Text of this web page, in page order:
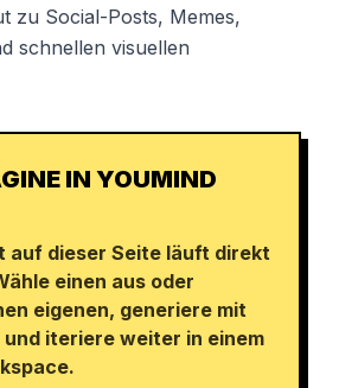
zu Social-Posts, Memes,
schnellen visuellen
IN YOUMIND
auf dieser Seite läuft direkt
einen aus oder
eigenen, generiere mit
und iteriere weiter in einem